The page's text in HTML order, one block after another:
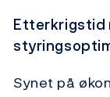
Etterkrigstid
Synet på